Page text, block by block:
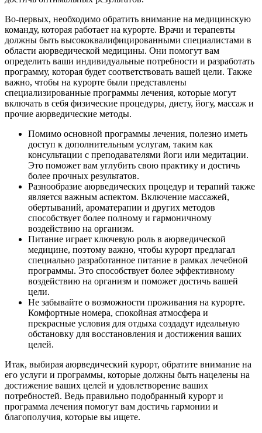
Во-первых, необходимо обратить внимание на медицинскую
команду, которая работает на курорте. Врачи и терапевты
должны быть высококвалифицированными специалистами в
области аюрведической медицины. Они помогут вам
определить ваши индивидуальные потребности и разработать
программу, которая будет соответствовать вашей цели. Также
важно, чтобы на курорте были представлены
специализированные программы лечения, которые могут
включать в себя физические процедуры, диету, йогу, массаж и
прочие аюрведические методы.
Помимо основной программы лечения, полезно иметь
доступ к дополнительным услугам, таким как
консультации с преподавателями йоги или медитации.
Это поможет вам углубить свою практику и достичь
более прочных результатов.
Разнообразие аюрведических процедур и терапий также
является важным аспектом. Включение массажей,
обертываний, ароматерапии и других методов
способствует более полному и гармоничному
воздействию на организм.
Питание играет ключевую роль в аюрведической
медицине, поэтому важно, чтобы курорт предлагал
специально разработанное питание в рамках лечебной
программы. Это способствует более эффективному
воздействию на организм и поможет достичь вашей
цели.
Не забывайте о возможности проживания на курорте.
Комфортные номера, спокойная атмосфера и
прекрасные условия для отдыха создадут идеальную
обстановку для восстановления и достижения ваших
целей.
Итак, выбирая аюрведический курорт, обратите внимание на
его услуги и программы, которые должны быть нацелены на
достижение ваших целей и удовлетворение ваших
потребностей. Ведь правильно подобранный курорт и
программа лечения помогут вам достичь гармонии и
благополучия, которые вы ищете.